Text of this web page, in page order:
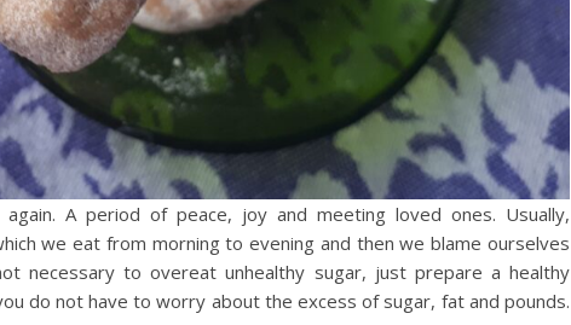
A period of peace, joy and meeting loved ones. Usually,
we eat from morning to evening and then we blame ourselves
necessary to overeat unhealthy sugar, just prepare a healthy
do not have to worry about the excess of sugar, fat and pounds.